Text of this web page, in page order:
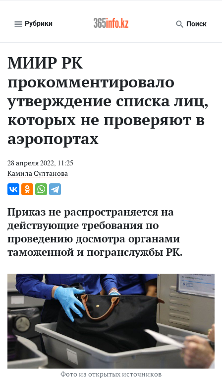
Рубрики Поиск
МИИР РК
прокомментировало
утверждение списка лиц,
которых не проверяют в
аэропортах
28 апреля 2022, 11:25
Камила Султанова
Приказ не распространяется на
действующие требования по
проведению досмотра органами
таможенной и погранслужбы РК.
Фото из открытых источников